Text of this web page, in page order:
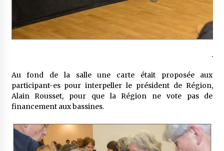
.
Au fond de la salle une carte était proposée aux
participant-es pour interpeller le président de Région,
Alain Rousset, pour que la Région ne vote pas de
financement aux bassines.